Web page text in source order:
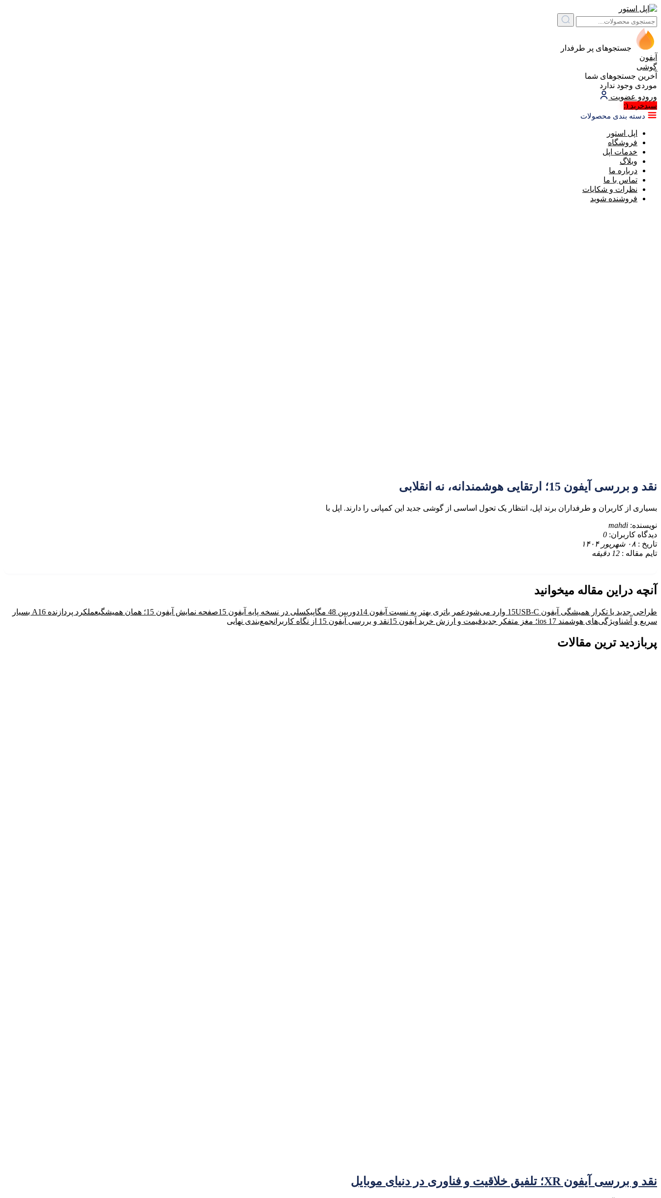
جستجوهای پر طرفدار
آیفون
گوشی
آخرین جستجوهای شما
موردی وجود ندارد
ورودو عضویت
سبد‌خرید (:
دسته بندی محصولات
اپل استور
فروشگاه
خدمات اپل
وبلاگ
درباره ما
تماس با ما
نظرات و شکایات
فروشنده شوید
نقد و بررسی آیفون 15؛ ارتقایی هوشمندانه، نه انقلابی
بسیاری از کاربران و طرفداران برند اپل، انتظار یک تحول اساسی از گوشی جدید این کمپانی را دارند. اپل با
نویسنده: mahdi
دیدگاه کاربران: 0
تاریخ : ۰۸ شهریور ۱۴۰۴
تایم مقاله : 12 دقیقه
آنچه دراین مقاله میخوانید
طراحی جدید یا تکرار همیشگی آیفون 15 USB-C وارد می‌شود عمر باتری بهتر به نسبت آیفون 14 دوربین 48 مگاپیکسلی در نسخه پایه آیفون 15 صفحه نمایش آیفون 15؛ همان همیشگی
عملکرد پردازنده A16 بسیار
سریع و آشناویژگی‌های هوشمند ios 17؛ مغز متفکر جدید قیمت و ارزش خرید آیفون 15 نقد و بررسی آیفون 15 از نگاه کاربران جمع‌بندی نهایی
پربازدید ترین مقالات
نقد و بررسی آیفون XR؛ تلفیق خلاقیت و فناوری در دنیای موبایل